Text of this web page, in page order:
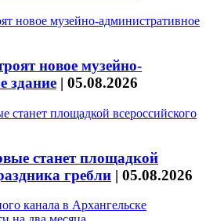
новое музейно-
здание | 05.08.2026
станет площадкой
гребли | 05.08.2026